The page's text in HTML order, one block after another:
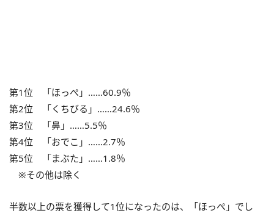
第1位 「ほっぺ」……60.9％
第2位 「くちびる」……24.6％
第3位 「鼻」……5.5％
第4位 「おでこ」……2.7％
第5位 「まぶた」……1.8％
※その他は除く
半数以上の票を獲得して1位になったのは、「ほっぺ」でし